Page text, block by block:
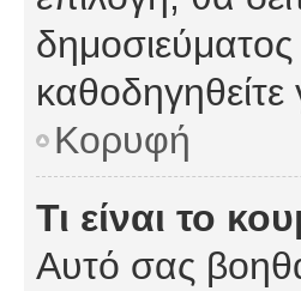
καθοδηγηθείτε
Κορυφή
Τι είναι το
Αυτό σας